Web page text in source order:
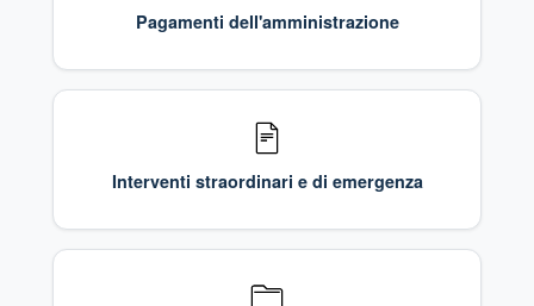
Pagamenti dell'amministrazione
Interventi straordinari e di emergenza